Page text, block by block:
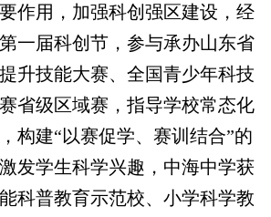
作用，加强科创强区建设，经
一届科创节，参与承办山东省
升技能大赛、全国青少年科技
省级区域赛，指导学校常态化
构建“以赛促学、赛训结合”的
发学生科学兴趣，中海中学获
科普教育示范校、小学科学教